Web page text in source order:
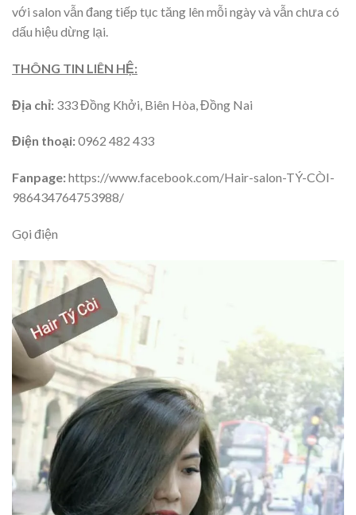
với salon vẫn đang tiếp tục tăng lên mỗi ngày và vẫn chưa có
dấu hiệu dừng lại.
THÔNG TIN LIÊN HỆ:
Địa chỉ: 333 Đồng Khởi, Biên Hòa, Đồng Nai
Điện thoại:0962 482 433
Fanpage:https://www.facebook.com/Hair-salon-TÝ-CÒI-
986434764753988/
Gọi điện